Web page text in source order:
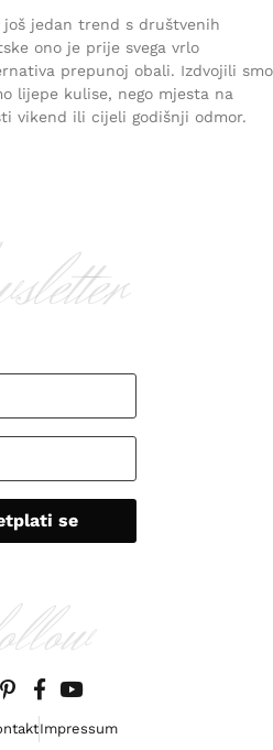
jedan trend s društvenih
ono je prije svega vrlo
prepunoj obali. Izdvojili smo
lijepe kulise, nego mjesta na
vikend ili cijeli godišnji odmor.
Impressum